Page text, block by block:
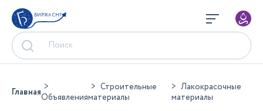
БИРЖА СНГ
ГлавнаяОбъявления
Строительные
материалы
Лакокрасочные
материалы